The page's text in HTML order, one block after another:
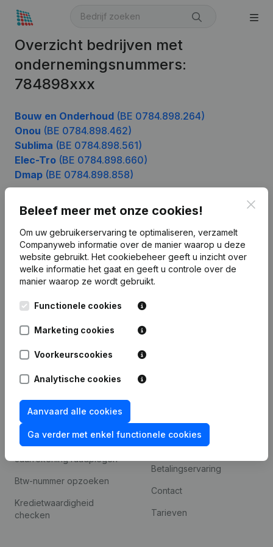
Overzicht bedrijven met
ondernemingsnummers:
784898xxx
Bouw en Onderhoud (BE 0784.898.264)
Onou (BE 0784.898.462)
Sublima (BE 0784.898.561)
Elec-Tro (BE 0784.898.660)
Dmap (BE 0784.898.858)
Beleef meer met onze cookies!
Om uw gebruikerservaring te optimaliseren, verzamelt
Companyweb informatie over de manier waarop u deze
website gebruikt. Het cookiebeheer geeft u inzicht over
welke informatie het gaat en geeft u controle over de
manier waarop ze wordt gebruikt.
Functionele cookies
Marketing cookies
Voorkeurscookies
Analytische cookies
Aanvaard alle cookies
Ga verder met enkel functionele cookies
Nederlands
Kantorenpark Everest
248D,
Bedrijfsinformatie
Monitoring
Spotlight
Compliance &
fraudepreventie
Jaarrekening raadplegen
Btw-nummer opzoeken
Kredietwaardigheid
checken
Integraties
Integraties op maat
Betalingservaring
Contact
Tarieven